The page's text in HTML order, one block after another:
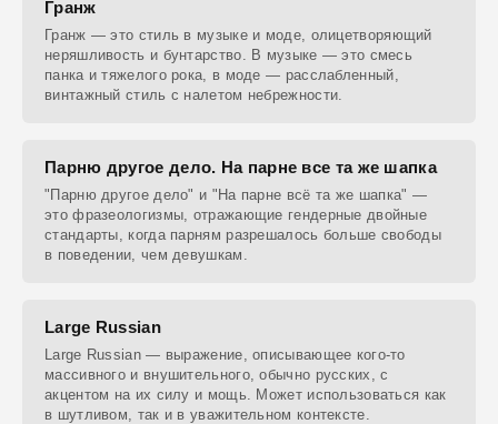
Гранж
Гранж — это стиль в музыке и моде, олицетворяющий
неряшливость и бунтарство. В музыке — это смесь
панка и тяжелого рока, в моде — расслабленный,
винтажный стиль с налетом небрежности.
Парню другое дело. На парне все та же шапка
"Парню другое дело" и "На парне всё та же шапка" —
это фразеологизмы, отражающие гендерные двойные
стандарты, когда парням разрешалось больше свободы
в поведении, чем девушкам.
Large Russian
Large Russian — выражение, описывающее кого-то
массивного и внушительного, обычно русских, с
акцентом на их силу и мощь. Может использоваться как
в шутливом, так и в уважительном контексте.